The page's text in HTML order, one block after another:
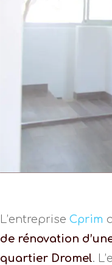
L’entrepriseCprim
de rénovation
quartier Dromel.